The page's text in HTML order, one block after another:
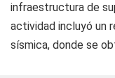
infraestructura de
actividad incluyó un
sísmica, donde se